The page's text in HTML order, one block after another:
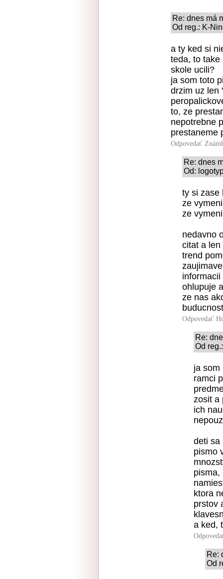
Re: dnes má
Od reg.: K-
a ty ked si
teda, to take
skole ucili?
ja som toto
drzim uz len
to, ze
nepotrebne
prestaneme
Odpovedať
Re: dnes
Od:
ty si zase
ze
ze
nedavno
citat a len
trend
ohlupuje
ze nas
Odpovedať
Re:
Od
ja som
ramci
zosit a
ich
deti sa
pismo
pisma,
ktora
prstov
a ked,
Re:
Od